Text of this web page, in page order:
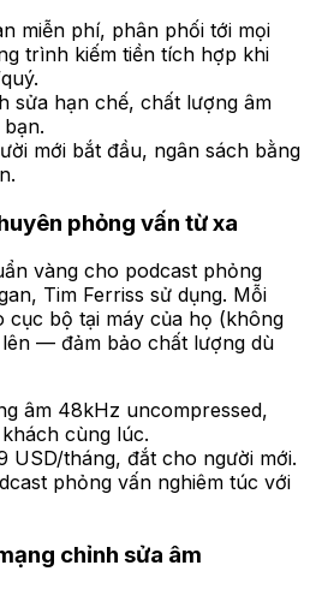
miễn phí, phân phối tới mọi
trình kiếm tiền tích hợp khi
sửa hạn chế, chất lượng âm
mới bắt đầu, ngân sách bằng
phỏng vấn từ xa
vàng cho podcast phỏng
Tim Ferriss sử dụng. Mỗi
cục bộ tại máy của họ (không
— đảm bảo chất lượng dù
âm 48kHz uncompressed,
cùng lúc.
USD/tháng, đắt cho người mới.
phỏng vấn nghiêm túc với
chỉnh sửa âm